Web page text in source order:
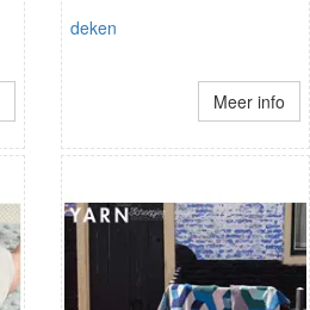
deken
Meer info